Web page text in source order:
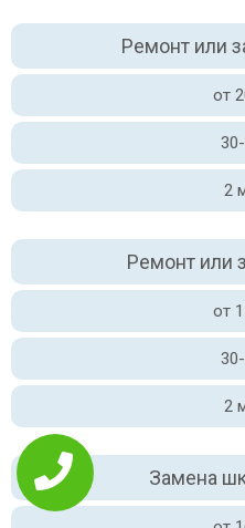
Ремонт или
от
2
Ремонт или
от
2
Замена